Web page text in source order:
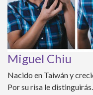
Miguel Chiu
Nacido en Taiwán y
Por su risa le distinguirás.